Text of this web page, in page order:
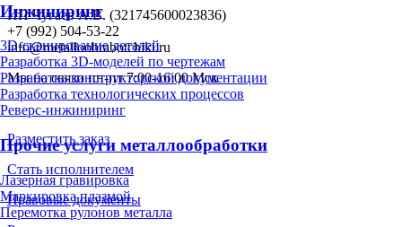
Инжиниринг
3D-сканирование деталей
Разработка 3D-моделей по чертежам
Разработка конструкторской документации
Разработка технологических процессов
Реверс-инжиниринг
Прочие услуги металлообработки
Лазерная гравировка
Маркировка плазмой
Перемотка рулонов металла
ИП Чугаев А.В. (321745600023836)
+7 (992) 504-53-22
info@metalloobrabotchiki.ru
Мы на связи пн-пт 7:00-16:00 Мск
Разместить заказ
Стать исполнителем
Правовые документы